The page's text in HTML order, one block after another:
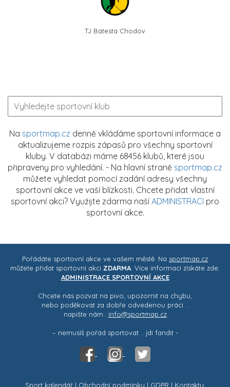
TJ Batesta Chodov
Na sportmap.cz denně vkládáme sportovní informace a
aktualizujeme rozpis zápasů pro všechny sportovní
kluby. V databázi máme 68456 klubů, které jsou
připraveny pro vyhledání. - Na hlavní straně sportmap.cz
můžete vyhledat pomocí zadání adresy všechny
sportovní akce ve vaší blízkosti. Chcete přidat vlastní
sportovní akci? Využijte zdarma naší ADMINISTRACI pro
sportovní akce.
Pořádáte sportovní akce ve vašem městě. Na sportmap.cz
můžete přidat sportovní akci ZDARMA . Více informací získáte zde:
ADMINISTRACE SPORTOVNÍ AKCE
Chcete nás pozvat na pivo, upozornit na chybu,
nebo poděkovat za dobře odvedenou práci ..
napište nám.. info@sportmap.cz
– nemusíš pořád sportovat .. jdi fandit -
Sport kalendář| Obchodní podmínky | GDPR | Kontakty: